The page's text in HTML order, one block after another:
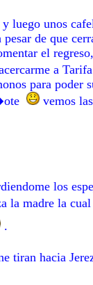
y luego unos
de que
el
a
para poder
vemos
los
madre la
.
tiran hacia